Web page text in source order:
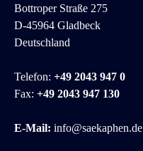
Bottroper Straße 275
D-45964 Gladbeck
Deutschland
Telefon: +49 2043 947 0
Fax: +49 2043 947 130
E-Mail: info@saekaphen.de